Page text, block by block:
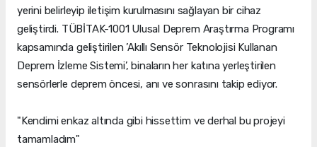
yerini belirleyip iletişim kurulmasını sağlayan bir cihaz
geliştirdi. TÜBİTAK-1001 Ulusal Deprem Araştırma Programı
kapsamında geliştirilen ’Akıllı Sensör Teknolojisi Kullanan
Deprem İzleme Sistemi’, binaların her katına yerleştirilen
sensörlerle deprem öncesi, anı ve sonrasını takip ediyor.
"Kendimi enkaz altında gibi hissettim ve derhal bu projeyi
tamamladım"